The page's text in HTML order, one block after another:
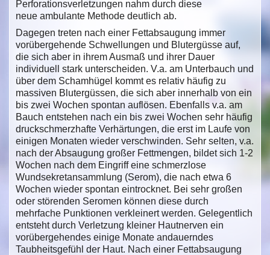
Perforationsverletzungen nahm durch diese
neue ambulante Methode deutlich ab.
Dagegen treten nach einer Fettabsaugung immer
vorübergehende Schwellungen und Blutergüsse auf,
die sich aber in ihrem Ausmaß und ihrer Dauer
individuell stark unterscheiden. V.a. am Unterbauch und
über dem Schamhügel kommt es relativ häufig zu
massiven Blutergüssen, die sich aber innerhalb von ein
bis zwei Wochen spontan auflösen. Ebenfalls v.a. am
Bauch entstehen nach ein bis zwei Wochen sehr häufig
druckschmerzhafte Verhärtungen, die erst im Laufe von
einigen Monaten wieder verschwinden. Sehr selten, v.a.
nach der Absaugung großer Fettmengen, bildet sich 1-2
Wochen nach dem Eingriff eine schmerzlose
Wundsekretansammlung (Serom), die nach etwa 6
Wochen wieder spontan eintrocknet. Bei sehr großen
oder störenden Seromen können diese durch
mehrfache Punktionen verkleinert werden. Gelegentlich
entsteht durch Verletzung kleiner Hautnerven ein
vorübergehendes einige Monate andauerndes
Taubheitsgefühl der Haut. Nach einer Fettabsaugung